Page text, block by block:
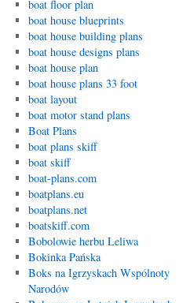
boat floor plan
boat house blueprints
boat house building plans
boat house designs plans
boat house plan
boat house plans 33 foot
boat layout
boat motor stand plans
Boat Plans
boat plans skiff
boat skiff
boat-plans.com
boatplans.eu
boatplans.net
boatskiff.com
Bobolowie herbu Leliwa
Bokinka Pańska
Boks na Igrzyskach Wspólnoty
Narodów